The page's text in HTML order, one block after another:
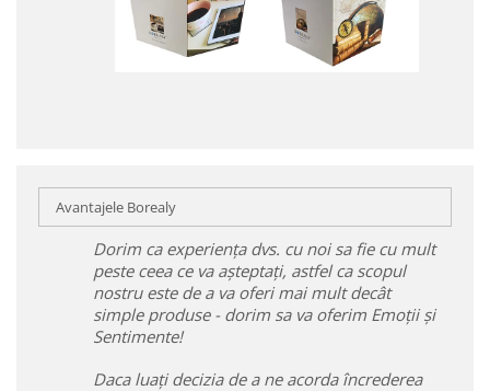
Avantajele Borealy
Dorim ca experiența dvs. cu noi sa fie cu mult
peste ceea ce va așteptați, astfel ca scopul
nostru este de a va oferi mai mult decât
simple produse - dorim sa va oferim Emoții și
Sentimente!
Daca luați decizia de a ne acorda încrederea